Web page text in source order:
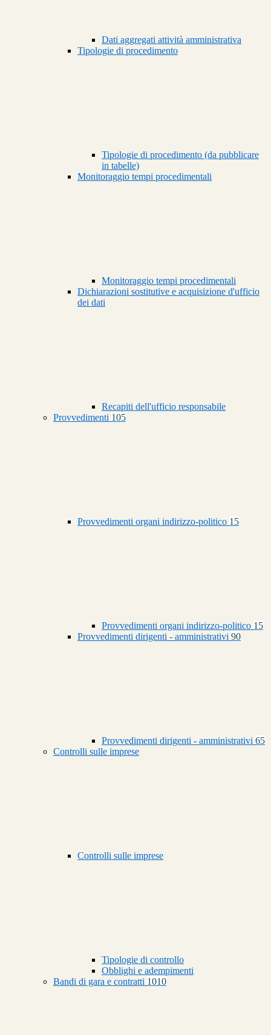
Dati aggregati attività amministrativa
Tipologie di procedimento
Tipologie di procedimento (da pubblicare
in tabelle)
Monitoraggio tempi procedimentali
Monitoraggio tempi procedimentali
Dichiarazioni sostitutive e acquisizione d'ufficio
dei dati
Recapiti dell'ufficio responsabile
Provvedimenti 105
Provvedimenti organi indirizzo-politico 15
Provvedimenti organi indirizzo-politico 15
Provvedimenti dirigenti - amministrativi 90
Provvedimenti dirigenti - amministrativi 65
Controlli sulle imprese
Controlli sulle imprese
Tipologie di controllo
Obblighi e adempimenti
Bandi di gara e contratti 1010